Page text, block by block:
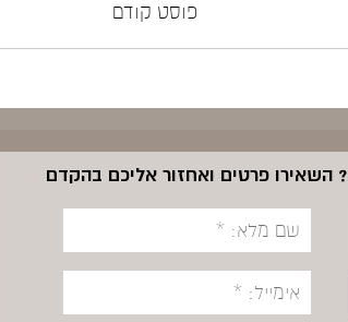
פוסט קודם
השאירו פרטים ואחזור אליכם בהקדם